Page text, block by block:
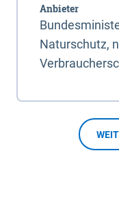
Anbieter
Naturschutz,